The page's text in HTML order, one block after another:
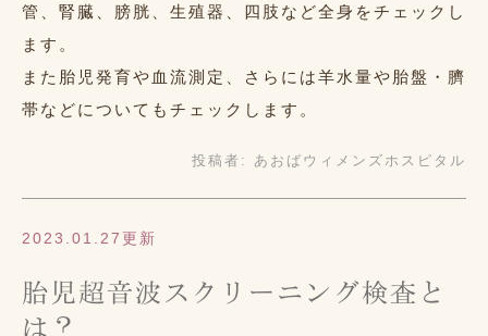
管、腎臓、膀胱、生殖器、四肢など全身をチェックし
ます。
また胎児発育や血流測定、さらには羊水量や胎盤・臍
帯などについてもチェックします。
投稿者: あおばウィメンズホスピタル
2023.01.27更新
胎児超音波スクリーニング検査と
は？